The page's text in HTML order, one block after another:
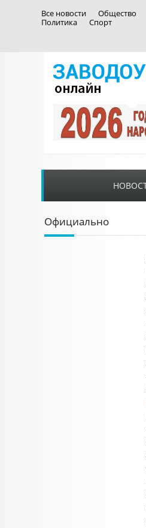
Все новости Общество
Политика
Спорт
Официально